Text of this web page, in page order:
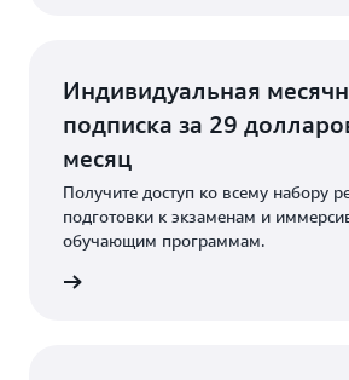
Индивидуальная
подписка за 29
месяц
Получите доступ ко всему набору
подготовки к экзаменам и
обучающим программам.